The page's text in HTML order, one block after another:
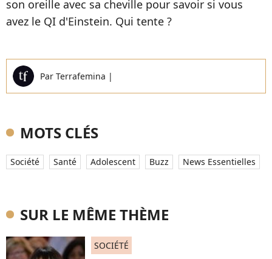
son oreille avec sa cheville pour savoir si vous
avez le QI d'Einstein. Qui tente ?
Par Terrafemina |
MOTS CLÉS
Société Santé Adolescent Buzz News Essentielles
SUR LE MÊME THÈME
SOCIÉTÉ